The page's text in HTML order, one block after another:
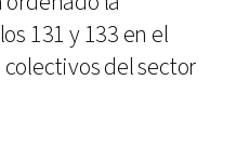
131 y 133 en el
del sector